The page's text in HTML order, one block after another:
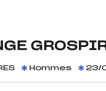
Hommes 23/